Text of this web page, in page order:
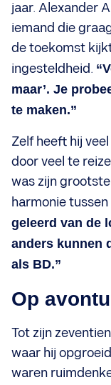
jaar. Alexander
iemand die
de toekomst
ingesteldheid.
maar’. Je
te maken.”
Zelf heeft hij
door veel te
was zijn
harmonie
geleerd van de
anders kunnen
als BD.”
Op
Tot zijn
waar hij
waren